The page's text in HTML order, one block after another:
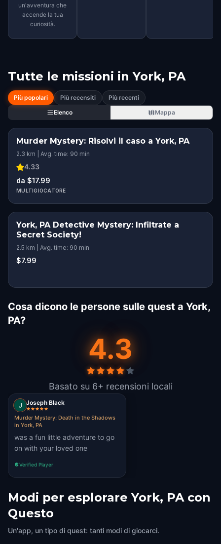
un'avventura che
accende la tua
curiosità.
Tutte le missioni in York, PA
Più popolari Più recensiti
Più recenti
Elenco
Mappa
Murder Mystery: Risolvi il caso a York, PA
2.3 km | Avg. time: 90 min
4.33
da $17.99
MULTIGIOCATORE
York, PA Detective Mystery: Infiltrate a
Secret Society!
2.5 km | Avg. time: 90 min
$7.99
Cosa dicono le persone sulle quest a York,
PA?
4.3
Basato su 6+ recensioni locali
Joseph Black
Murder Mystery: Death in the Shadows
in York, PA
was a fun little adventure to go
on with your loved one
Verified Player
Modi per esplorare York, PA con
Questo
Un'app, un tipo di quest: tanti modi di giocarci.